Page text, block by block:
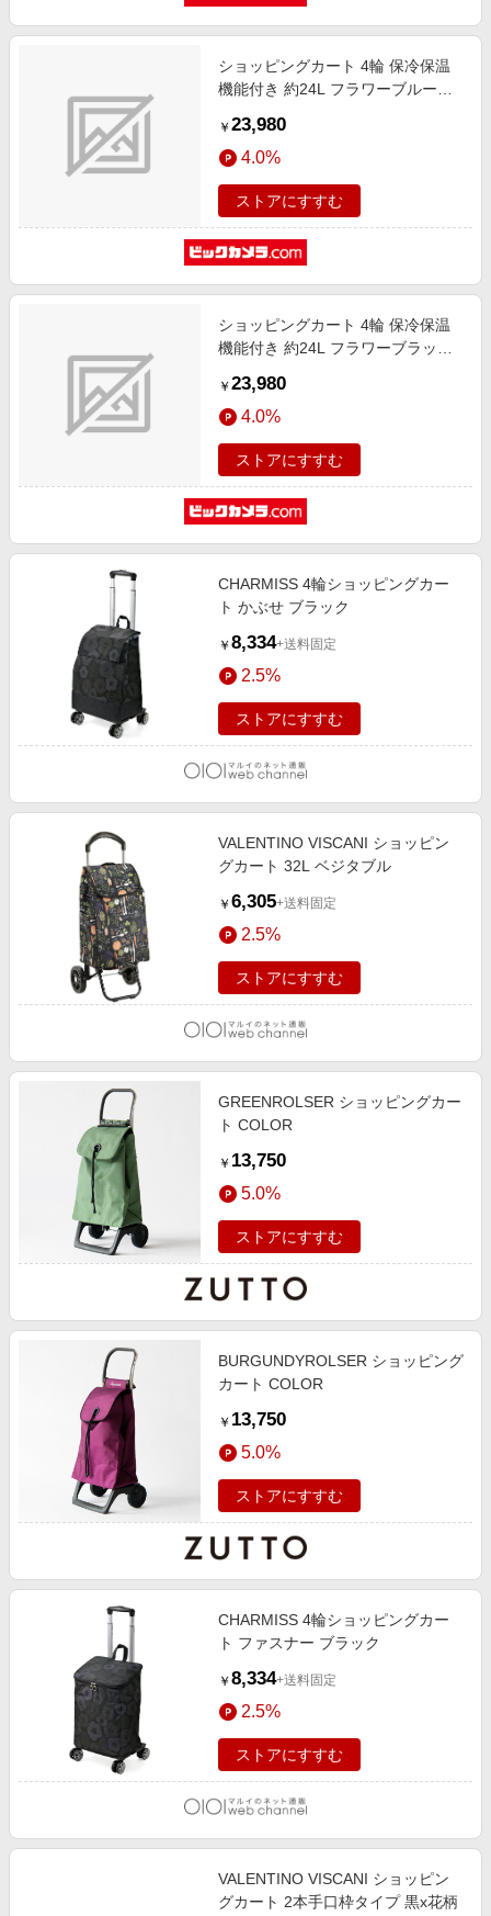
ショッピングカート 4輪 保冷保温
機能付き 約24L フラワーブルー
￥ 23,980
4.0%
ストアにすすむ
ショッピングカート 4輪 保冷保温
機能付き 約24L フラワーブラック
￥ 23,980
4.0%
ストアにすすむ
CHARMISS 4輪ショッピングカー
ト かぶせ ブラック
￥ 8,334+送料固定
2.5%
ストアにすすむ
VALENTINO VISCANI ショッピン
グカート 32L ベジタブル
￥ 6,305+送料固定
2.5%
ストアにすすむ
GREENROLSER ショッピングカー
ト COLOR
￥ 13,750
5.0%
ストアにすすむ
BURGUNDYROLSER ショッピング
カート COLOR
￥ 13,750
5.0%
ストアにすすむ
CHARMISS 4輪ショッピングカー
ト ファスナー ブラック
￥ 8,334+送料固定
2.5%
ストアにすすむ
VALENTINO VISCANI ショッピン
グカート 2本手口枠タイプ 黒x花柄